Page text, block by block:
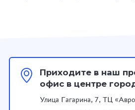
Приходите в наш
офис в центре
Улица Гагарина, 7, ТЦ